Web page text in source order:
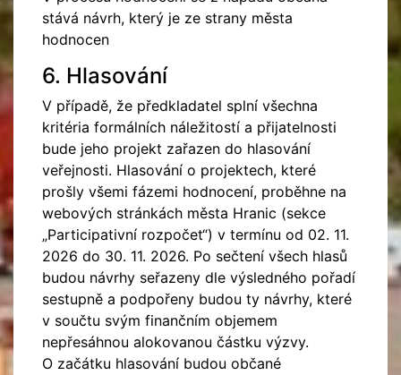
stává návrh, který je ze strany města
hodnocen
6. Hlasování
V případě, že předkladatel splní všechna
kritéria formálních náležitostí a přijatelnosti
bude jeho projekt zařazen do hlasování
veřejnosti. Hlasování o projektech, které
prošly všemi fázemi hodnocení, proběhne na
webových stránkách města Hranic (sekce
„Participativní rozpočet“) v termínu od 02. 11.
2026 do 30. 11. 2026. Po sečtení všech hlasů
budou návrhy seřazeny dle výsledného pořadí
sestupně a podpořeny budou ty návrhy, které
v součtu svým finančním objemem
nepřesáhnou alokovanou částku výzvy.
O začátku hlasování budou občané